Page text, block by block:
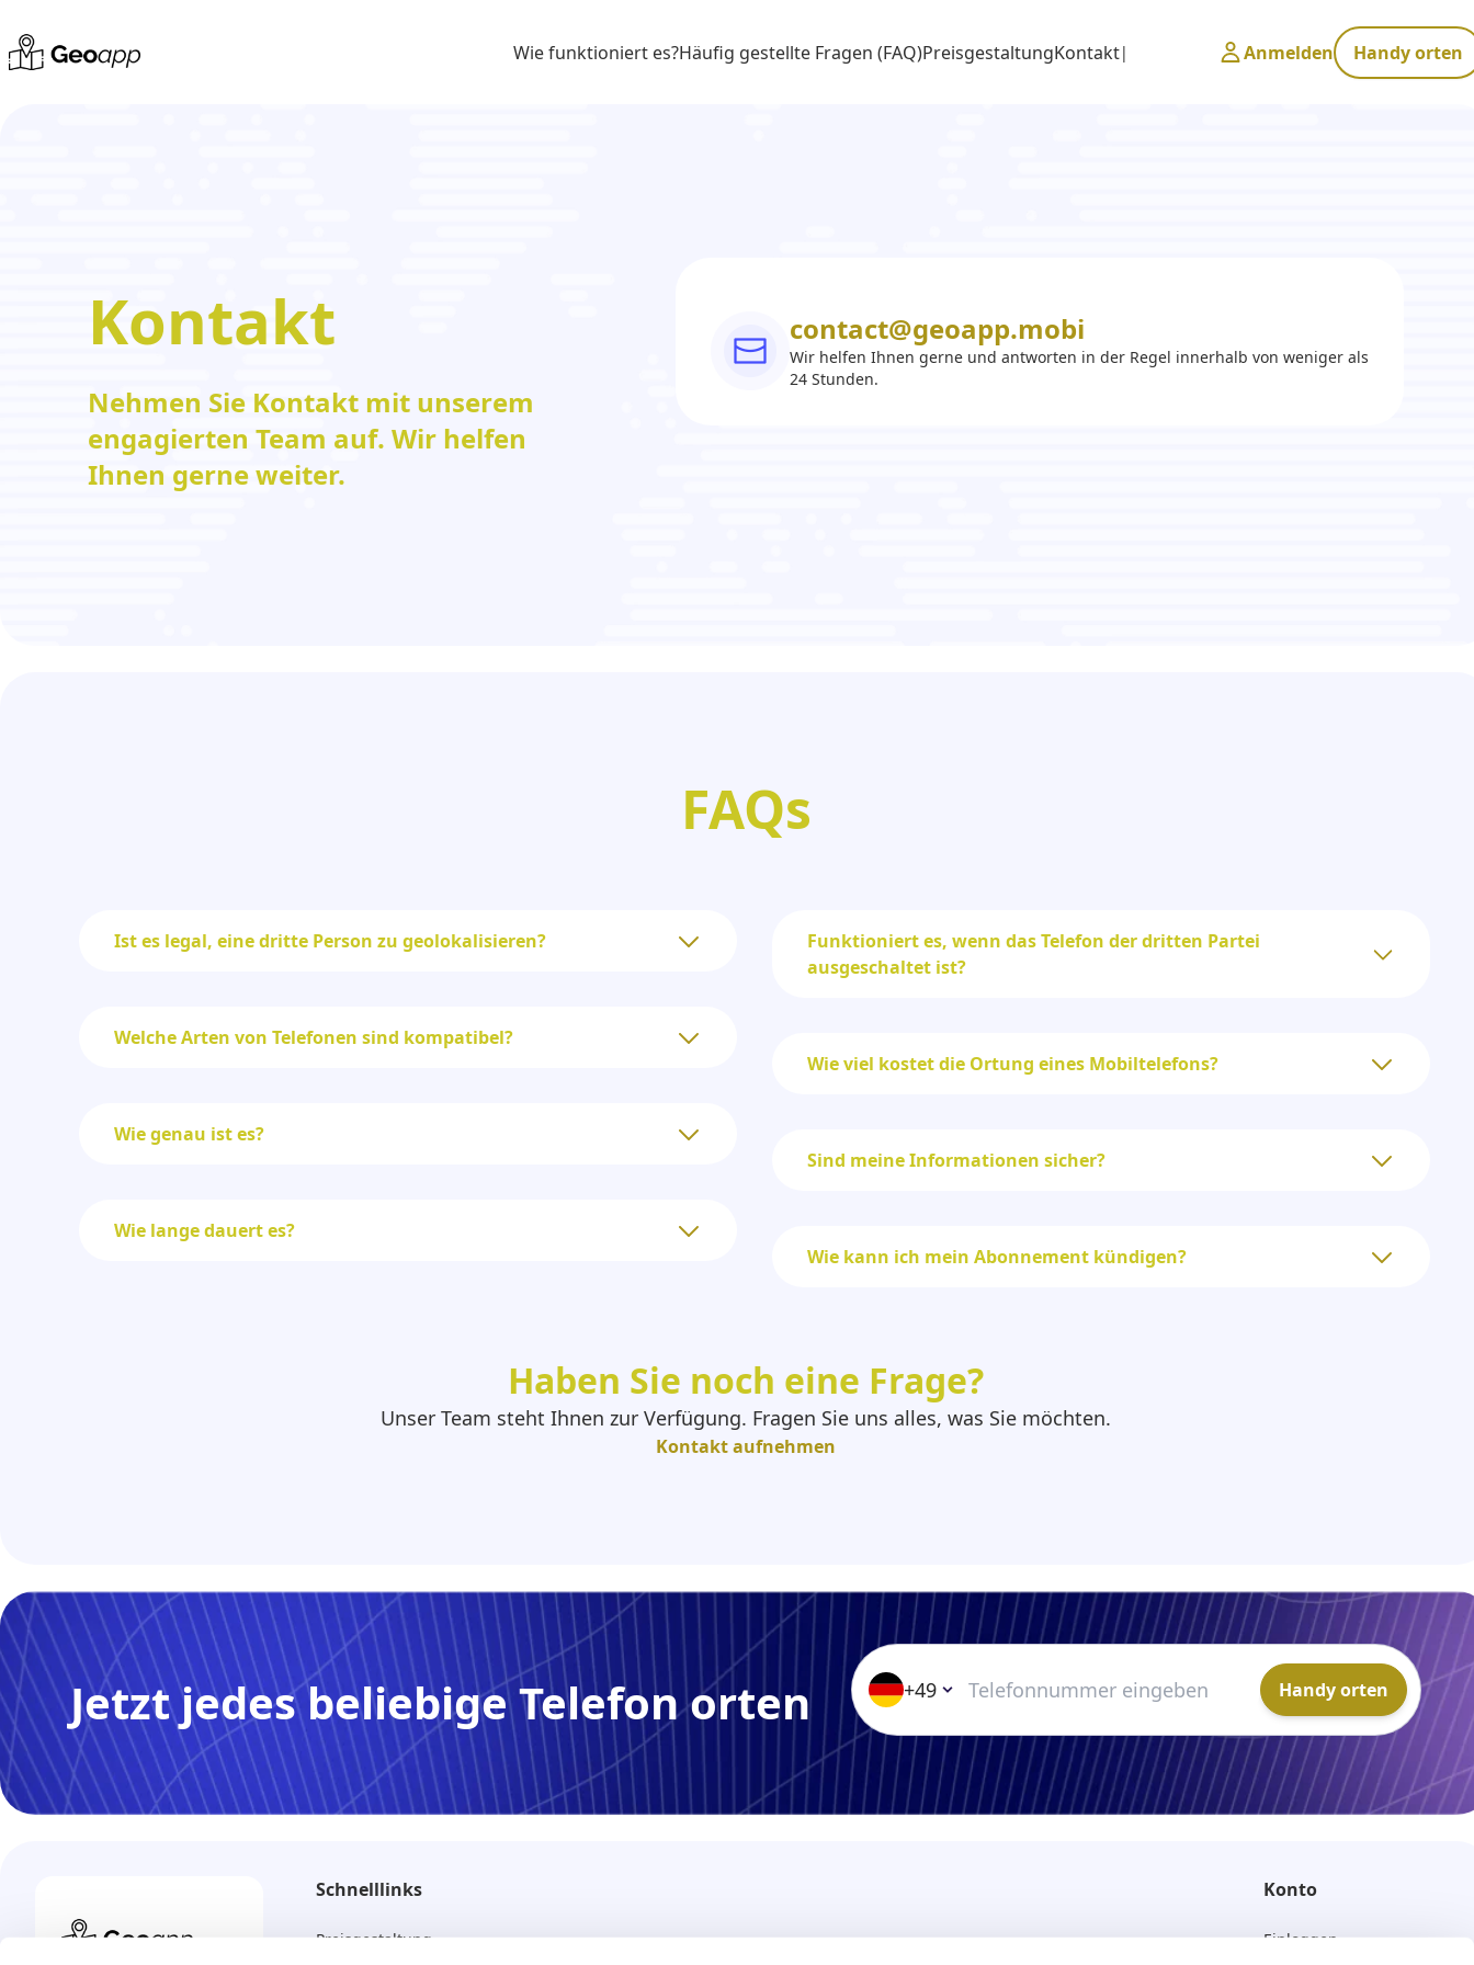
Wie funktioniert es?Häufig gestellte Fragen (FAQ)PreisgestaltungKontakt Anmelden Handy orten
Kontakt
Nehmen Sie Kontakt mit unserem
engagierten Team auf. Wir helfen
Ihnen gerne weiter.
contact@geoapp.mobi
Wir helfen Ihnen gerne und antworten in der Regel innerhalb von weniger als
24 Stunden.
FAQs
Ist es legal, eine dritte Person zu geolokalisieren?
Welche Arten von Telefonen sind kompatibel?
Wie genau ist es?
Wie lange dauert es?
Funktioniert es, wenn das Telefon der dritten Partei
ausgeschaltet ist?
Wie viel kostet die Ortung eines Mobiltelefons?
Sind meine Informationen sicher?
Wie kann ich mein Abonnement kündigen?
Haben Sie noch eine Frage?
Unser Team steht Ihnen zur Verfügung. Fragen Sie uns alles, was Sie möchten.
Kontakt aufnehmen
Jetzt jedes beliebige Telefon orten +49 Handy orten
Schnelllinks
Preisgestaltung
Konto
Einloggen